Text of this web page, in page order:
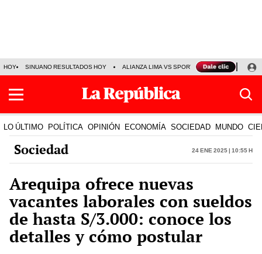
HOY SINUANO RESULTADOS HOY ALIANZA LIMA VS SPORT BOYS JORGE
LO ÚLTIMO POLÍTICA OPINIÓN ECONOMÍA SOCIEDAD MUNDO
Sociedad 24 Ene 2025 | 10:55 h
Arequipa ofrece nuevas
vacantes laborales con sueldos
de hasta S/3.000: conoce los
detalles y cómo postular